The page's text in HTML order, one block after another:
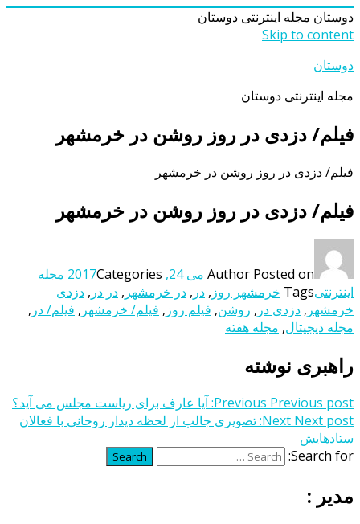
دوستان مجله اینترنتی دوستان
Skip to content
دوستان
مجله اینترنتی دوستان
فیلم/ دزدی در روز روشن در خرمشهر
فیلم/ دزدی در روز روشن در خرمشهر
فیلم/ دزدی در روز روشن در خرمشهر
Author Posted on می 24, 2017 Categories
مجله
اینترنتیTags خرمشهر روز , در , در خرمشهر , در در , دزدی
خرمشهر , دزدی در , روشن, فیلم روز , فیلم/ خرمشهر , فیلم/ در ,
مجله دیجیتال, مجله هفته
راهبری نوشته
Previous Previous post:
آیا عارف برای ریاست مجلس می آید؟
Next Next post:
تصویری‌ جالب از لحظه دیدار روحانی با فعالان
ستادهایش
Search for:
Search
مدیر :